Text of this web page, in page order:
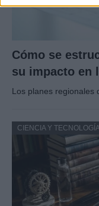
Cómo se
su impacto en
Los planes regionales
CIENCIA Y